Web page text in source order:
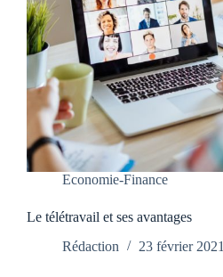
Economie-Finance
Le télétravail et ses avantages
Rédaction
23 février 2021